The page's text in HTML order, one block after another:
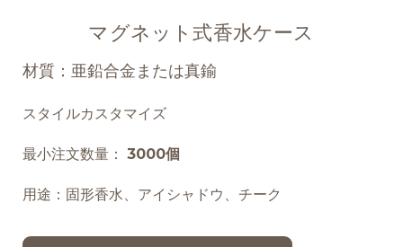
マグネット式香水ケース
材質：亜鉛合金または真鍮
スタイルカスタマイズ
最小注文数量：3000個
用途：固形香水、アイシャドウ、チーク